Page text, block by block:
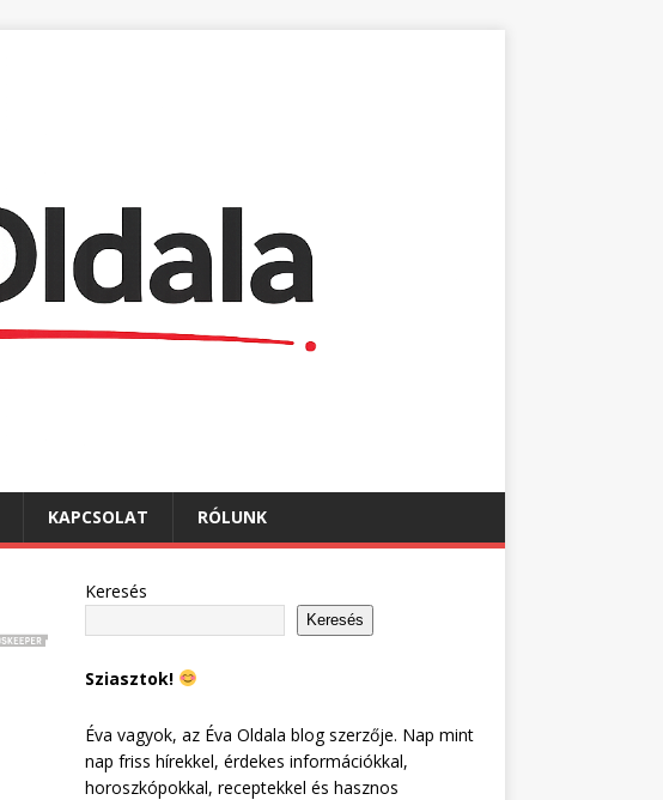
KAPCSOLAT RÓLUNK
Keresés
Keresés
Sziasztok!
Éva vagyok, az Éva Oldala blog szerzője. Nap mint
nap friss hírekkel, érdekes információkkal,
horoszkópokkal, receptekkel és hasznos